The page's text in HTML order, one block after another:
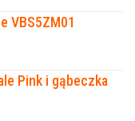
VBS5ZM01
Pink i gąbeczka